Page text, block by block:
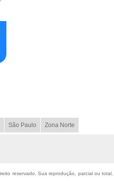
São Paulo Zona Norte
reservado. Sua reprodução, parcial ou